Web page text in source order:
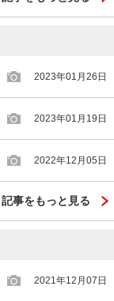
2023年01月26日
2023年01月19日
2022年12月05日
記事をもっと見る
2021年12月07日